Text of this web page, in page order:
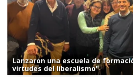
Lanzaron una escuela de
virtudes del liberalismo"